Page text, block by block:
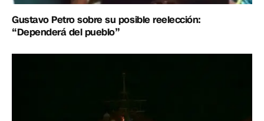
Gustavo Petro sobre su posible reelección:
“Dependerá del pueblo”